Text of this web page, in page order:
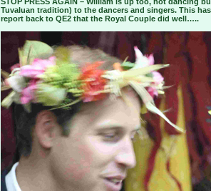
Tuvaluan tradition) to the dancers and singers. This
report back to QE2 that the Royal Couple did well…..